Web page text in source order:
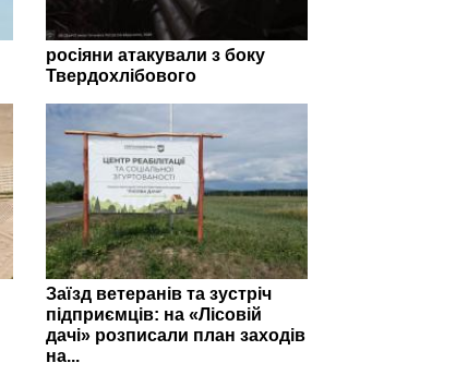
росіяни атакували з боку
Твердохлібового
Заїзд ветеранів та зустріч
підприємців: на «Лісовій
дачі» розписали план заходів
на...